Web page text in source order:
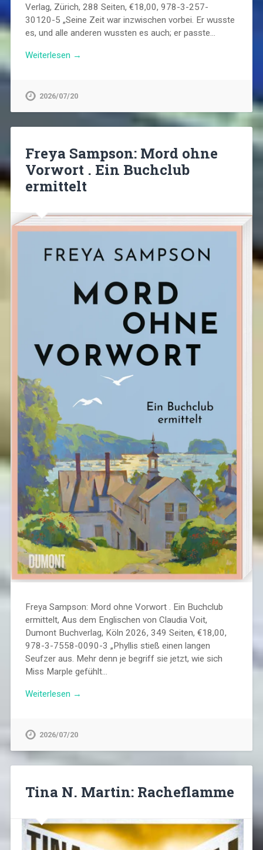
Verlag, Zürich, 288 Seiten, €18,00, 978-3-257-
30120-5 „Seine Zeit war inzwischen vorbei. Er wusste
es, und alle anderen wussten es auch; er passte…
Weiterlesen →
2026/07/20
Freya Sampson: Mord ohne
Vorwort . Ein Buchclub
ermittelt
Freya Sampson: Mord ohne Vorwort . Ein Buchclub
ermittelt, Aus dem Englischen von Claudia Voit,
Dumont Buchverlag, Köln 2026, 349 Seiten, €18,00,
978-3-7558-0090-3 „Phyllis stieß einen langen
Seufzer aus. Mehr denn je begriff sie jetzt, wie sich
Miss Marple gefühlt…
Weiterlesen →
2026/07/20
Tina N. Martin: Racheflamme